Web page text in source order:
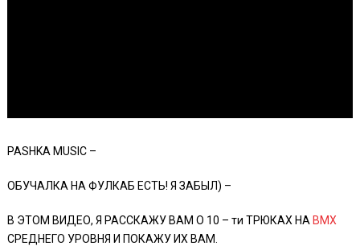
PASHKA MUSIC –
ОБУЧАЛКА НА ФУЛКАБ ЕСТЬ! Я ЗАБЫЛ) –
В ЭТОМ ВИДЕО, Я РАССКАЖУ ВАМ О 10 – ти ТРЮКАХ НА BMX
СРЕДНЕГО УРОВНЯ И ПОКАЖУ ИХ ВАМ.